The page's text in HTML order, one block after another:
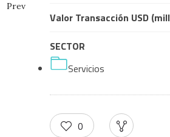
Prev
Valor Transacción USD
SECTOR
Servicios
0